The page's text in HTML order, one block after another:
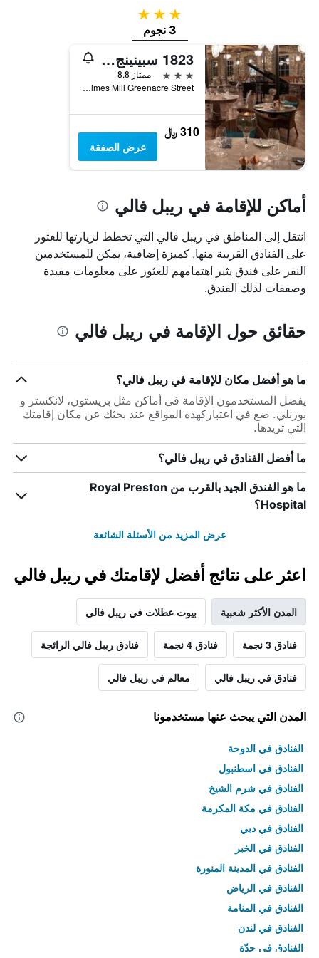
3 نجوم
3 نجوم
1823 سبينينج بلوك
3 نجوم
ممتاز 8.8
Holmes Mill Greenacre Street, كليتيرو, المملكة المتحدة
310 ﷼
عرض الصفقة
أماكن للإقامة في ريبل فالي
انتقل إلى المناطق في ريبل فالي التي تخطط لزيارتها للعثور
على الفنادق القريبة منها. كميزة إضافية، يمكن للمستخدمين
النقر على فندق يثير اهتمامهم للعثور على معلومات مفيدة
وصفقات لذلك الفندق.
حقائق حول الإقامة في ريبل فالي
ما هو أفضل مكان للإقامة في ريبل فالي؟
يفضل المستخدمون الإقامة في أماكن مثل بريستون، لانكستر و
بورنلي. ضع في اعتباركهذه المواقع عند بحثك عن مكان إقامتك
التي تريدها.
ما أفضل الفنادق في ريبل فالي؟
ما هو الفندق الجيد بالقرب من Royal Preston
Hospital؟
عرض المزيد من الأسئلة الشائعة
اعثر على نتائج أفضل لإقامتك في ريبل فالي
المدن الأكثر شعبية بيوت عطلات في ريبل فالي
فنادق 3 نجمة فنادق 4 نجمة فنادق ريبل فالي الرائجة
فنادق في ريبل فالي معالم في ريبل فالي
المدن التي يبحث عنها مستخدمونا
الفنادق في الدوحة
الفنادق في اسطنبول
الفنادق في شرم الشيخ
الفنادق في مكة المكرمة
الفنادق في دبي
الفنادق في الخبر
الفنادق في المدينة المنورة
الفنادق في الرياض
الفنادق في المنامة
الفنادق في لندن
الفنادق في جدّة